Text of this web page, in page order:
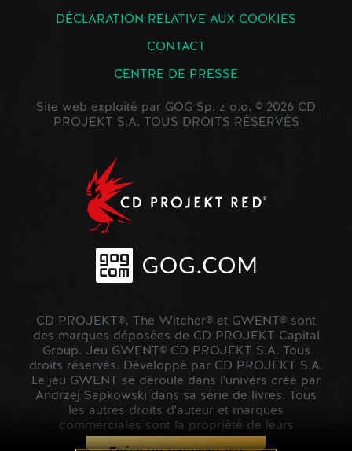
DÉCLARATION RELATIVE AUX COOKIES
CONTACT
CENTRE DE PRESSE
Site web exploité par GOG Sp. z o.o. © 2026 CD
PROJEKT S.A. TOUS DROITS RÉSERVÉS
CD PROJEKT®, The Witcher® et GWENT® sont
des marques déposées de CD PROJEKT Capital
Group. Jeu GWENT© CD PROJEKT S.A. Tous
droits réservés. Développé par CD PROJEKT S.A.
Le jeu GWENT se déroule dans l'univers créé par
Andrzej Sapkowski dans sa série de livres. Tous
les autres droits d'auteur et marques
commerciales sont la propriété de leurs
propriétaires respectifs.